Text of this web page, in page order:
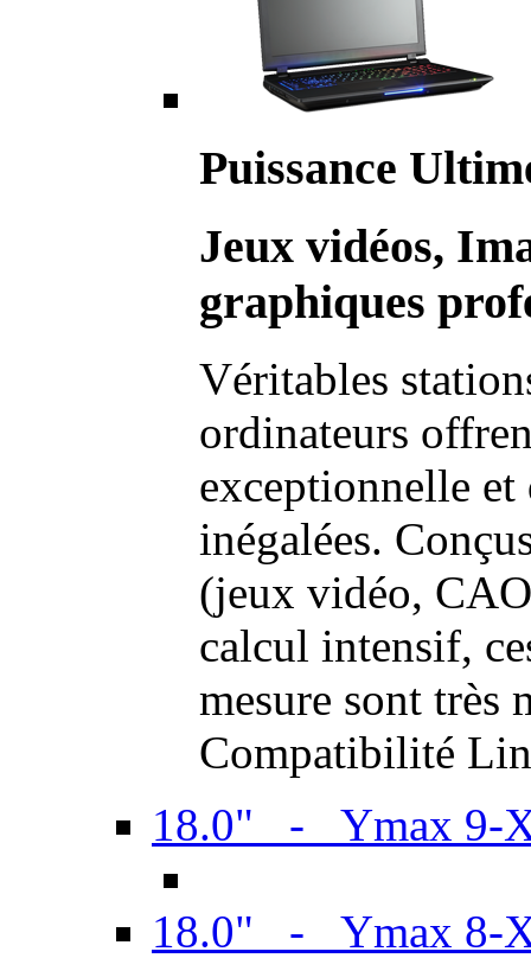
Puissance
Jeux vidéos,
graphiques
Véritables
ordinateurs
exceptionnelle et
inégalées.
(jeux vidéo,
calcul intensif,
mesure sont très
Compatibilité
18.0" - Ymax 9-
18.0" - Ymax 8-